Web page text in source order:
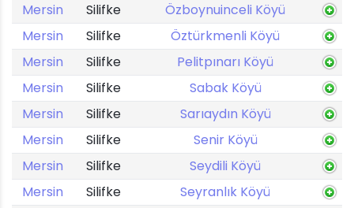
Mersin
Silifke
Özboynuinceli Köyü
Mersin
Silifke
Öztürkmenli Köyü
Mersin
Silifke
Pelitpınarı Köyü
Mersin
Silifke
Sabak Köyü
Mersin
Silifke
Sarıaydın Köyü
Mersin
Silifke
Senir Köyü
Mersin
Silifke
Seydili Köyü
Mersin
Silifke
Seyranlık Köyü